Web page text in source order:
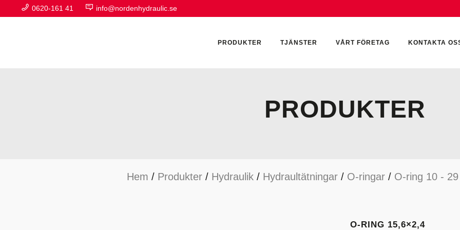
0620-161 41 info@nordenhydraulic.se
PRODUKTER
HYDRAULIKTILLBEHÖR HYDRAULMOTORER
TJÄNSTER VÅRT FÖRETAG KONTAKTA
PRODUKTER
Hem / Produkter / Hydraulik / Hydraultätningar / O-ringar / O-ring 10 -
O-RING 15,6×2,4